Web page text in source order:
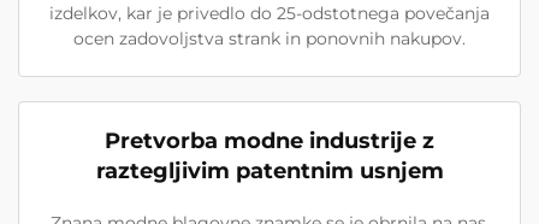
izdelkov, kar je privedlo do 25-odstotnega povečanja
ocen zadovoljstva strank in ponovnih nakupov.
Pretvorba modne industrije z
raztegljivim patentnim usnjem